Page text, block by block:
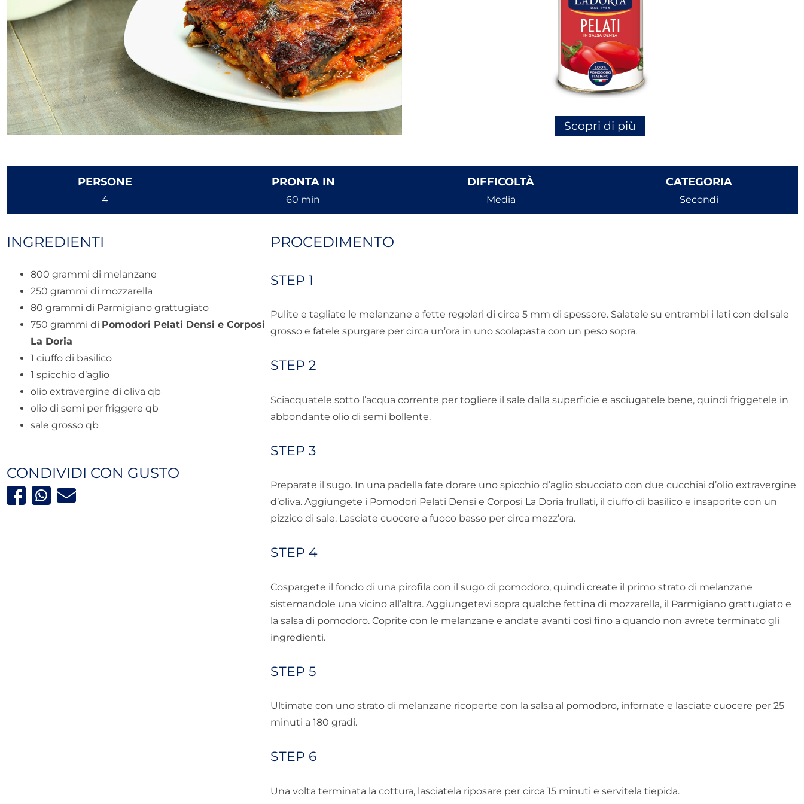
Scopri di più
PERSONE
4
PRONTA IN
60 min
DIFFICOLTÀ
Media
CATEGORIA
Secondi
INGREDIENTI
800 grammi di melanzane
250 grammi di mozzarella
80 grammi di Parmigiano grattugiato
750 grammi di Pomodori Pelati Densi e Corposi
La Doria
1 ciuffo di basilico
1 spicchio d’aglio
olio extravergine di oliva qb
olio di semi per friggere qb
sale grosso qb
CONDIVIDI CON GUSTO
PROCEDIMENTO
STEP 1
Pulite e tagliate le melanzane a fette regolari di circa 5 mm di spessore. Salatele su entrambi i lati con del sale
grosso e fatele spurgare per circa un’ora in uno scolapasta con un peso sopra.
STEP 2
Sciacquatele sotto l’acqua corrente per togliere il sale dalla superficie e asciugatele bene, quindi friggetele in
abbondante olio di semi bollente.
STEP 3
Preparate il sugo. In una padella fate dorare uno spicchio d’aglio sbucciato con due cucchiai d’olio extravergine
d’oliva. Aggiungete i Pomodori Pelati Densi e Corposi La Doria frullati, il ciuffo di basilico e insaporite con un
pizzico di sale. Lasciate cuocere a fuoco basso per circa mezz’ora.
STEP 4
Cospargete il fondo di una pirofila con il sugo di pomodoro, quindi create il primo strato di melanzane
sistemandole una vicino all’altra. Aggiungetevi sopra qualche fettina di mozzarella, il Parmigiano grattugiato e
la salsa di pomodoro. Coprite con le melanzane e andate avanti così fino a quando non avrete terminato gli
ingredienti.
STEP 5
Ultimate con uno strato di melanzane ricoperte con la salsa al pomodoro, infornate e lasciate cuocere per 25
minuti a 180 gradi.
STEP 6
Una volta terminata la cottura, lasciatela riposare per circa 15 minuti e servitela tiepida.